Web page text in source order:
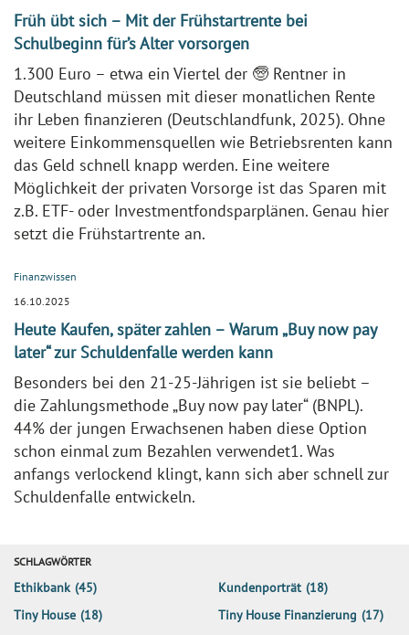
Früh übt sich – Mit der Frühstartrente bei
Schulbeginn für’s Alter vorsorgen
1.300 Euro – etwa ein Viertel der 🧓 Rentner in
Deutschland müssen mit dieser monatlichen Rente
ihr Leben finanzieren (Deutschlandfunk, 2025). Ohne
weitere Einkommensquellen wie Betriebsrenten kann
das Geld schnell knapp werden. Eine weitere
Möglichkeit der privaten Vorsorge ist das Sparen mit
z.B. ETF- oder Investmentfondsparplänen. Genau hier
setzt die Frühstartrente an.
Finanzwissen
16.10.2025
Heute Kaufen, später zahlen – Warum „Buy now pay
later“ zur Schuldenfalle werden kann
Besonders bei den 21-25-Jährigen ist sie beliebt –
die Zahlungsmethode „Buy now pay later“ (BNPL).
44% der jungen Erwachsenen haben diese Option
schon einmal zum Bezahlen verwendet1. Was
anfangs verlockend klingt, kann sich aber schnell zur
Schuldenfalle entwickeln.
SCHLAGWÖRTER
Ethikbank (45) Kundenporträt (18)
Tiny House (18) Tiny House Finanzierung (17)